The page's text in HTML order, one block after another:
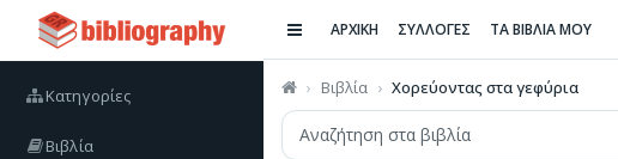
Κατηγορίες
Βιβλία
ΑΡΧΙΚΗ ΣΥΛΛΟΓΕΣ ΤΑ ΒΙΒΛΙΑ ΜΟΥ
Βιβλία Χορεύοντας στα γεφύρια